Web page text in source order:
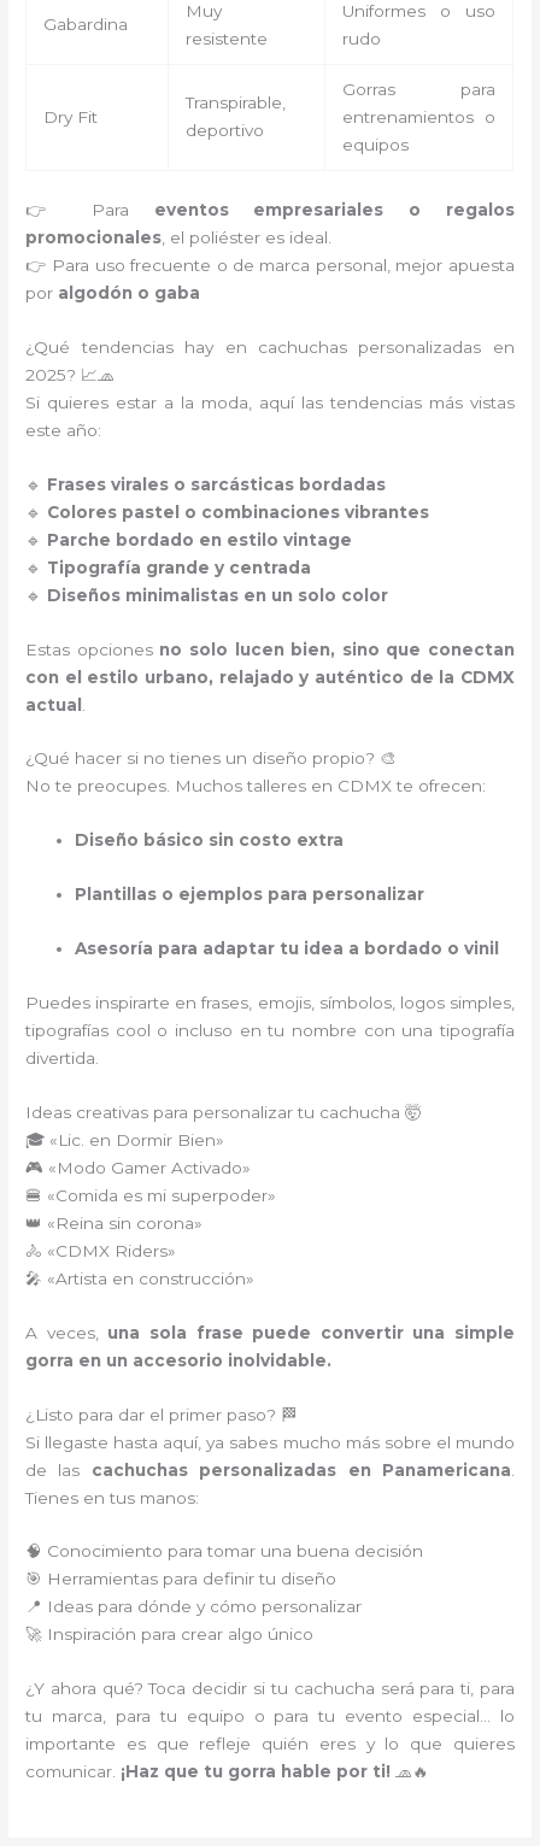
Gabardina
Muy
resistente
Uniformes o uso
rudo
Dry Fit
Transpirable,
deportivo
Gorras para
entrenamientos o
equipos
👉 Para eventos empresariales o regalos
promocionales , el poliéster es ideal.
👉 Para uso frecuente o de marca personal, mejor apuesta
por algodón o gaba
¿Qué tendencias hay en cachuchas personalizadas en
2025? 📈🧢
Si quieres estar a la moda, aquí las tendencias más vistas
este año:
🔹 Frases virales o sarcásticas bordadas
🔹 Colores pastel o combinaciones vibrantes
🔹 Parche bordado en estilo vintage
🔹 Tipografía grande y centrada
🔹 Diseños minimalistas en un solo color
Estas opciones no solo lucen bien, sino que conectan
con el estilo urbano, relajado y auténtico de la CDMX
actual
¿Qué hacer si no tienes un diseño propio? 🎨
No te preocupes. Muchos talleres en CDMX te ofrecen:
Diseño básico sin costo extra
Plantillas o ejemplos para personalizar
Asesoría para adaptar tu idea a bordado o vinil
Puedes inspirarte en frases, emojis, símbolos, logos simples,
tipografías cool o incluso en tu nombre con una tipografía
divertida.
Ideas creativas para personalizar tu cachucha 🤯
🎓 «Lic. en Dormir Bien»
🎮 «Modo Gamer Activado»
🍔 «Comida es mi superpoder»
👑 «Reina sin corona»
🚴 «CDMX Riders»
🎤 «Artista en construcción»
A veces, una sola frase puede convertir una simple
gorra en un accesorio inolvidable.
¿Listo para dar el primer paso? 🏁
Si llegaste hasta aquí, ya sabes mucho más sobre el mundo
de las cachuchas personalizadas en Panamericana
Tienes en tus manos:
🧠 Conocimiento para tomar una buena decisión
🎯 Herramientas para definir tu diseño
📍 Ideas para dónde y cómo personalizar
🚀 Inspiración para crear algo único
¿Y ahora qué? Toca decidir si tu cachucha será para ti, para
tu marca, para tu equipo o para tu evento especial… lo
importante es que refleje quién eres y lo que quieres
comunicar. ¡Haz que tu gorra hable por ti! 🧢🔥